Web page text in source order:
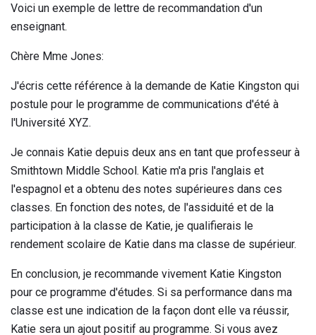
Voici un exemple de lettre de recommandation d'un
enseignant.
Chère Mme Jones:
J'écris cette référence à la demande de Katie Kingston qui
postule pour le programme de communications d'été à
l'Université XYZ.
Je connais Katie depuis deux ans en tant que professeur à
Smithtown Middle School. Katie m'a pris l'anglais et
l'espagnol et a obtenu des notes supérieures dans ces
classes. En fonction des notes, de l'assiduité et de la
participation à la classe de Katie, je qualifierais le
rendement scolaire de Katie dans ma classe de supérieur.
En conclusion, je recommande vivement Katie Kingston
pour ce programme d'études. Si sa performance dans ma
classe est une indication de la façon dont elle va réussir,
Katie sera un ajout positif au programme. Si vous avez